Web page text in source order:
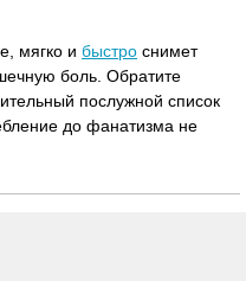
мягко и быстро снимет
боль. Обратите
послужной список
до фанатизма не